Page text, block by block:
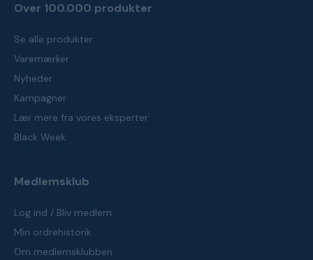
Over 100.000 produkter
Se alle produkter
Varemærker
Nyheder
Kampagner
Lær mere fra vores eksperter
Black Week
Medlemsklub
Log ind / Bliv medlem
Min ordrehistorik
Om medlemsklubben